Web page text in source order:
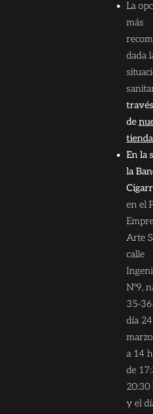
La
más
dada
través
de
En la
la
en el
Arte
calle
Nº9,
35-
día
a 14
de
20:30
y el